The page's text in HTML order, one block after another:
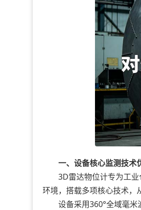
一、设备核心监测技术
3D雷达物位计专为工业
环境，搭载多项核心技术，
设备采用360°全域毫米